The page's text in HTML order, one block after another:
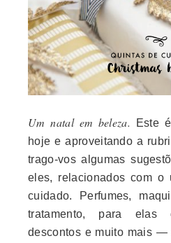
Um natal em beleza.
Este
hoje e aproveitando a
trago-vos algumas
eles, relacionados com o
cuidado. Perfumes,
tratamento, para elas
descontos e muito mais —